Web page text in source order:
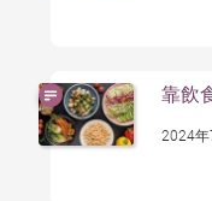
靠飲
2024年